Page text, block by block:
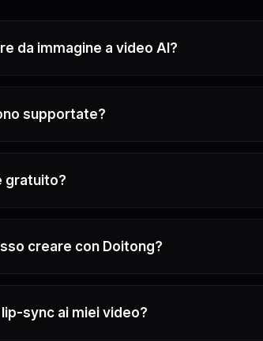
da immagine a video AI?
supportate?
gratuito?
creare con Doitong?
sync ai miei video?